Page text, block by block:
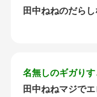
田中ねねのだら
名無しのギガりす
田中ねねマジで